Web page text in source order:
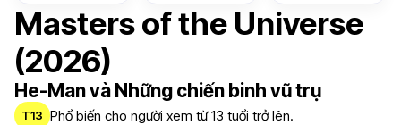
Masters of the Universe
(2026)
He-Man và Những chiến binh vũ trụ
T13 Phổ biến cho người xem từ 13 tuổi trở lên.